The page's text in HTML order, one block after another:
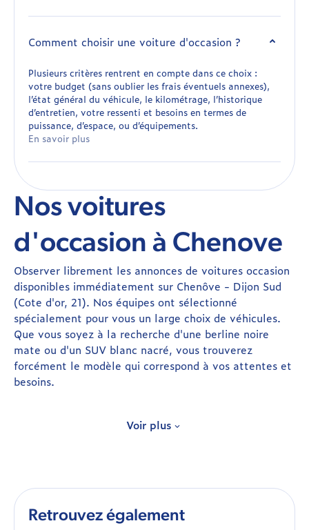
Comment choisir une voiture d'occasion ?
Plusieurs critères rentrent en compte dans ce choix :
votre budget (sans oublier les frais éventuels annexes),
l’état général du véhicule, le kilométrage, l’historique
d’entretien, votre ressenti et besoins en termes de
puissance, d’espace, ou d’équipements.
En savoir plus
Nos voitures
d'occasion à Chenove
Observer librement les annonces de voitures occasion
disponibles immédiatement sur Chenôve - Dijon Sud
(Cote d'or, 21). Nos équipes ont sélectionné
spécialement pour vous un large choix de véhicules.
Que vous soyez à la recherche d'une berline noire
mate ou d'un SUV blanc nacré, vous trouverez
forcément le modèle qui correspond à vos attentes et
besoins.
Les avantages d’acheter une occasion
Toutes nos voitures d’occasion sont contrôlées et
révisées, car pour nous la sécurité et la transparence
Voir plus
Retrouvez également